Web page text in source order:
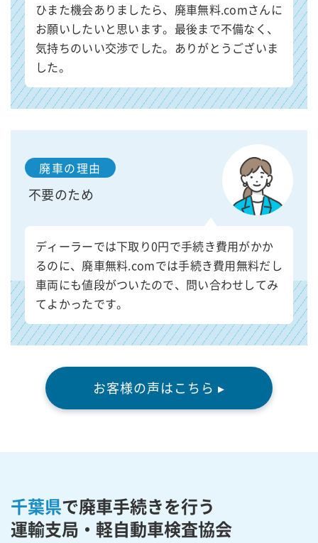
ひまた機会ありましたら、廃車無料.comさんに
お願いしたいと思います。最後まで不備なく、
気持ちのいい交渉でした。ありがとうございま
した。
廃車の理由
不要のため
ディーラーでは下取り0円で手続き費用がかか
るのに、廃車無料.comでは手続き費用無料だし
車両にも値段がついたので、問い合わせしてみ
てよかったです。
お客様の声はこちら ▸
千葉県で廃車手続きを行う
運輸支局・軽自動車検査協会